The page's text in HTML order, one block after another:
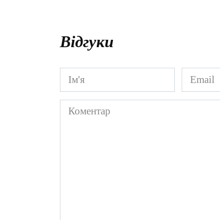
Відгуки
Ім'я
*
Email
*
Коментар